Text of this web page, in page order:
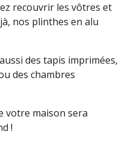
recouvrir les vôtres et
nos plinthes en alu
des tapis imprimées,
des chambres
votre maison sera
!